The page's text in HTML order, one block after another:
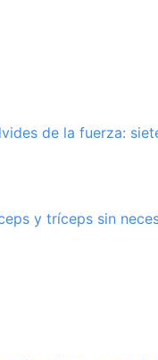
de la fuerza:
y tríceps sin